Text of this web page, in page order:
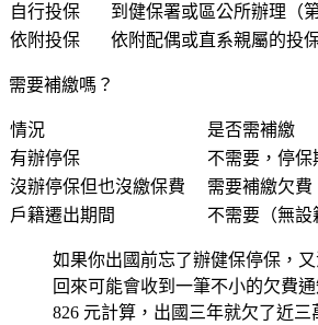
自行投保
到健保署或區公所辦理（第
依附投保
依附配偶或直系親屬的投
需要補繳嗎？
情況
是否需補繳
有辦停保
不需要，停保
沒辦停保但也沒繳保費
需要補繳欠費
戶籍遷出期間
不需要（無設
如果你出國前忘了辦健保停保，又
回來可能會收到一筆不小的欠費
826 元計算，出國三年就欠了近三